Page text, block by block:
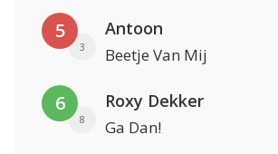
5
3
Antoon
Beetje Van Mij
6
8
Roxy Dekker
Ga Dan!